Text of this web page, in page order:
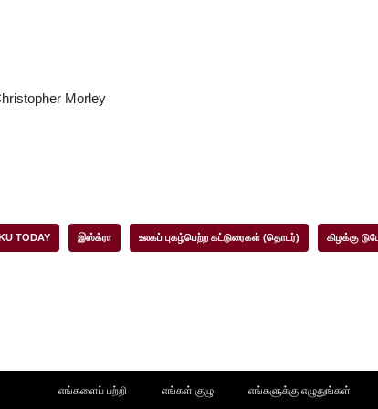
Morley
TODAY இஸ்க்ரா உலகப் புகழ்பெற்ற கட்டுரைகள் (தொடர்) கிழக்கு டுடே
எங்களைப் பற்றி எங்கள் குழு எங்களுக்கு எழுதுங்கள்